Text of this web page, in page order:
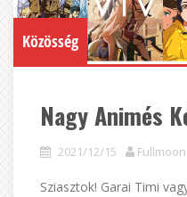
Közösség
Nagy Animés
2021/12/15 Fullmoon
Sziasztok! Garai Timi